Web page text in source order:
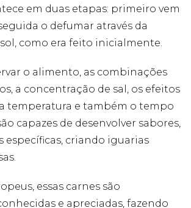
em duas etapas: primeiro vem
o defumar através da
como era feito inicialmente.
o alimento, as combinações
a concentração de sal, os efeitos
temperatura e também o tempo
capazes de desenvolver sabores,
específicas, criando iguarias
essas carnes são
e apreciadas, fazendo
possível
durante a sua
visita. Se
recusar estes
cookies,
funcionalidades
do website.
Eu aceito
Cookies de
comportamento
ao visitar nosso